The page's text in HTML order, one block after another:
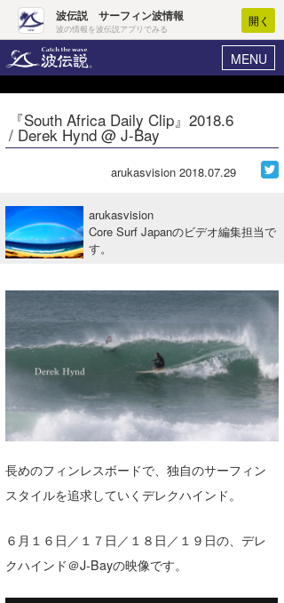
波伝説 サーフィン波情報
波の情報を波伝説アプリでみる
開く
MENU
ヘルプ マイホーム
ログイン
波情報･概況
WAVE HUNTER 波予想ツール
ニュース
サーフィンエリアガイド
会員メニュー
今月のプレゼント
『South Africa Daily Clip』2018.6
/ Derek Hynd @ J-Bay
arukasvision 2018.07.29
arukasvision
Core Surf Japanのビデオ編集担当で
す。
長めのフィンレスボードで、独自のサーフィン
スタイルを追求していくデレクハインド。
６月１６日／１７日／１８日／１９日の、デレ
クハインド＠J-Bayの映像です。
Core Surf Japan
アート＆エンタメ
トラベル
ショップ情報
ショップ情報
湘南
大阪
四国
ウラナミ
お知らせ
ルール＆How to